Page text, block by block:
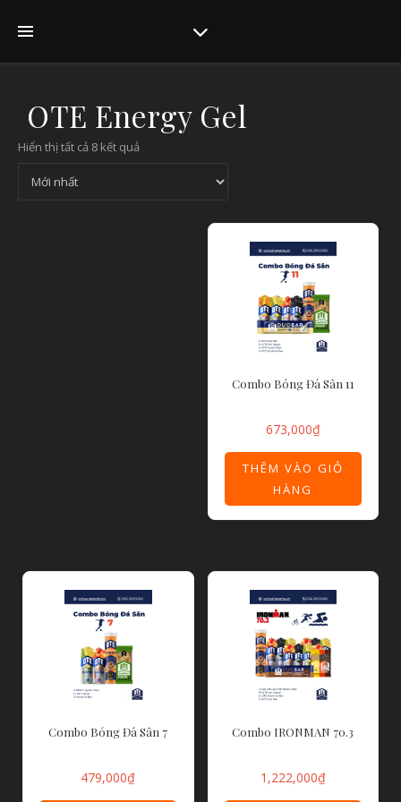
OTE Energy Gel
Hiển thị tất cả 8 kết quả
Combo Bóng Đá Sân 11
673,000₫
THÊM VÀO GIỎ
HÀNG
Combo Bóng Đá Sân 7
479,000₫
Combo IRONMAN 70.3
1,222,000₫